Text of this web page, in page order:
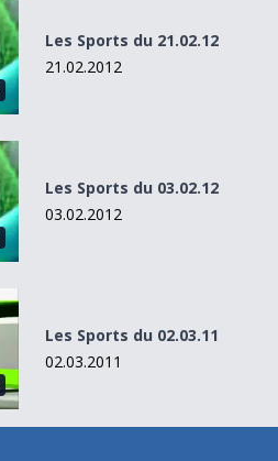
Les Sports du 21.02.12
21.02.2012
Les Sports du 03.02.12
03.02.2012
Les Sports du 02.03.11
02.03.2011